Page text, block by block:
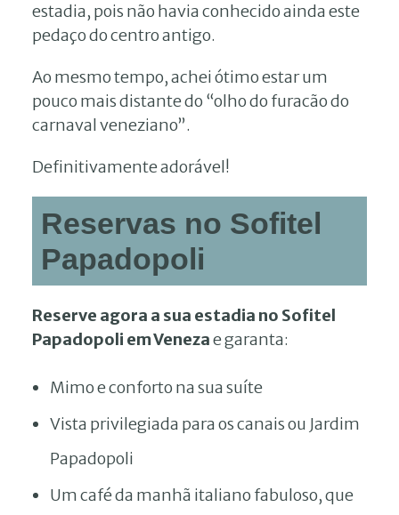
estadia, pois não havia conhecido ainda este
pedaço do centro antigo.
Ao mesmo tempo, achei ótimo estar um
pouco mais distante do “olho do furacão do
carnaval veneziano”.
Definitivamente adorável!
Reservas no Sofitel
Papadopoli
Reserve agora a sua estadia no Sofitel
Papadopoli em Venezae garanta:
Mimo e conforto na sua suíte
Vista privilegiada para os canais ou Jardim
Papadopoli
Um café da manhã italiano fabuloso, que